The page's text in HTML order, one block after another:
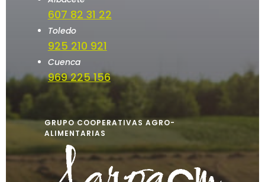
607 82 31 22
Toledo
925 210 921
Cuenca
969 225 156
GRUPO COOPERATIVAS AGRO-
ALIMENTARIAS